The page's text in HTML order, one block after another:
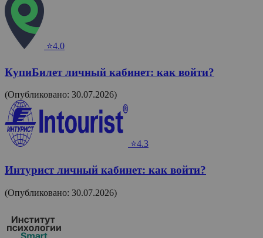
⭐4.0
КупиБилет личный кабинет: как войти?
(Опубликовано: 30.07.2026)
⭐4.3
Интурист личный кабинет: как войти?
(Опубликовано: 30.07.2026)